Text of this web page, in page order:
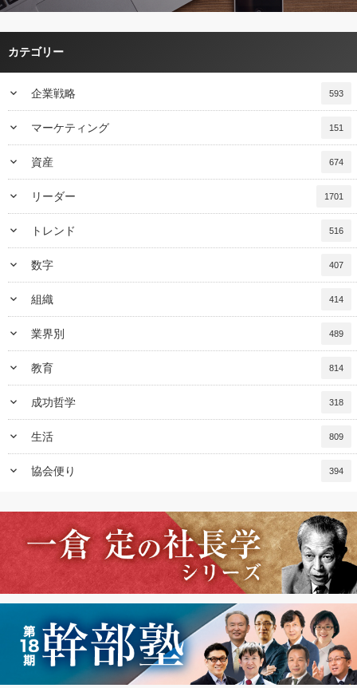
カテゴリー
keyboard_arrow_down 企業戦略 593
keyboard_arrow_down マーケティング 151
keyboard_arrow_down 資産 674
keyboard_arrow_down リーダー 1701
keyboard_arrow_down トレンド 516
keyboard_arrow_down 数字 407
keyboard_arrow_down 組織 414
keyboard_arrow_down 業界別 489
keyboard_arrow_down 教育 814
keyboard_arrow_down 成功哲学 318
keyboard_arrow_down 生活 809
keyboard_arrow_down 協会便り 394